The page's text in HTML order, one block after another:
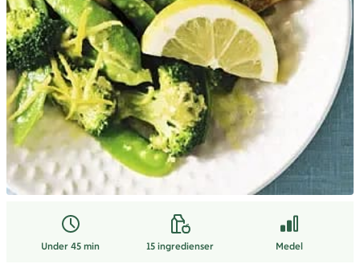
Under 45 min 15 ingredienser Medel